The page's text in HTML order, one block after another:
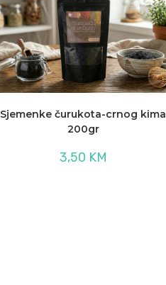
Sjemenke čurukota-crnog kima
200gr
3,50 KM